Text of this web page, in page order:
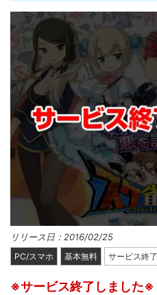
リリース日：2016/02/25
PC/スマホ 基本無料 サービス終了
※サービス終了しました※